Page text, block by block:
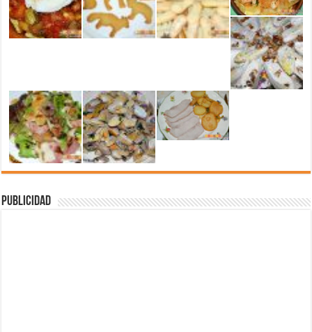
Publicidad